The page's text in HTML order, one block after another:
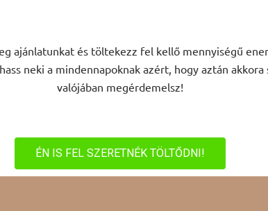
ajánlatunkat és töltekezz fel kellő mennyiségű
neki a mindennapoknak azért, hogy aztán
valójában megérdemelsz!
ÉN IS FEL SZERETNÉK TÖLTŐDNI!